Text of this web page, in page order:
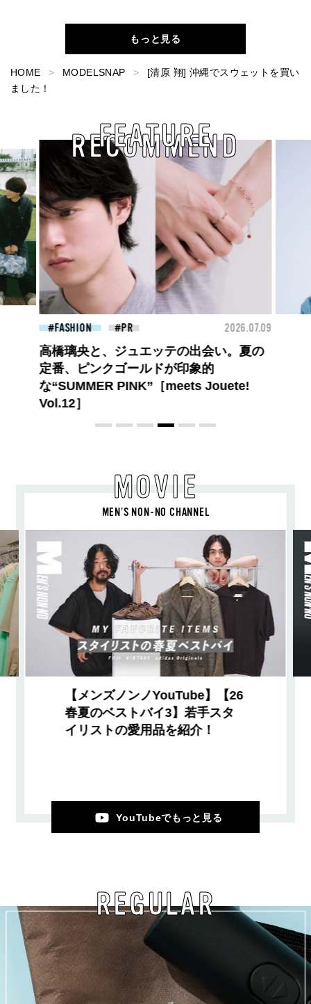
もっと見る
HOME MODELSNAP
[清原 翔] 沖縄でスウェットを買い
ました！
RECOMMEND
FEATURE
BEAUTY 2026.07.09
夏のパーマ、さらにあか抜け。N.（エヌ
ドット）のスタイリングアイテムで作る
旬ヘアのテクニックを、人気３サロンに
教わった！
MOVIE
MEN’S NON-NO CHANNEL
【メンズノンノYouTube】【26
春夏のベストバイ3】若手スタ
イリストの愛用品を紹介！
YouTubeでもっと見る
REGULAR